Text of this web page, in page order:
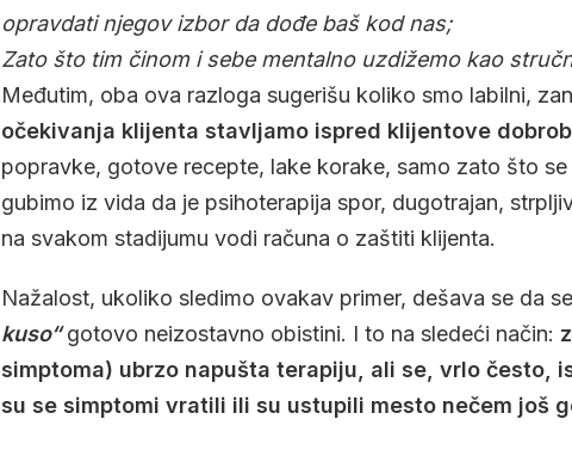
opravdati njegov izbor da dođe baš kod nas;
Zato što tim činom i sebe mentalno uzdižemo kao
Međutim, oba ova razloga sugerišu koliko smo labilni,
očekivanja klijenta stavljamo ispred klijentove
popravke, gotove recepte, lake korake, samo zato što
gubimo iz vida da je psihoterapija spor, dugotrajan,
na svakom stadijumu vodi računa o zaštiti klijenta.
Nažalost, ukoliko sledimo ovakav primer, dešava se da
kuso“ gotovo neizostavno obistini. I to na sledeći način:
simptoma) ubrzo napušta terapiju, ali se, vrlo često,
su se simptomi vratili ili su ustupili mesto nečem još